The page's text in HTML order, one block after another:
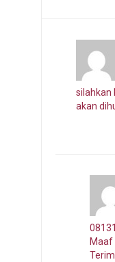
silahkan
akan
Maaf